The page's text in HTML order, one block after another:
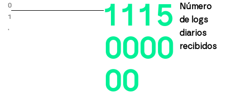
0
1
.
1 1 1 5
0000
00
Número
de logs
diarios
recibidos